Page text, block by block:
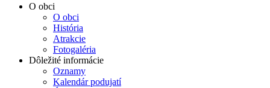
O obci
O obci
História
Atrakcie
Fotogaléria
Dôležité informácie
Oznamy
Kalendár podujatí